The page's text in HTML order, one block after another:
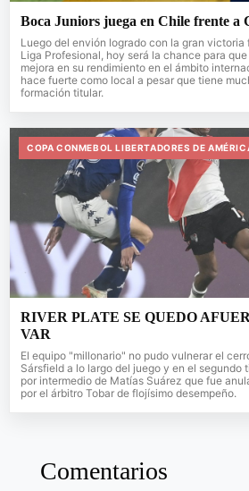
Boca Juniors juega en Chile frente a
Luego del envión logrado con la gran victoria
Liga Profesional, hoy será la chance para
mejora en su rendimiento en el ámbito
hace fuerte como local a pesar que tiene
formación titular.
COPA CONMEBOL LIBERTADORES DE
RIVER PLATE SE QUEDO
VAR
El equipo "millonario" no pudo vulnerar el
Sársfield a lo largo del juego y en el segundo
por intermedio de Matías Suárez que fue
por el árbitro Tobar de flojísimo desempeño.
Comentarios